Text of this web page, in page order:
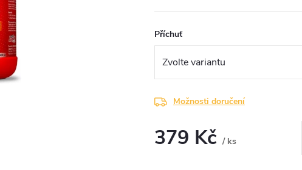
Příchuť
Možnosti doručení
379 Kč / ks